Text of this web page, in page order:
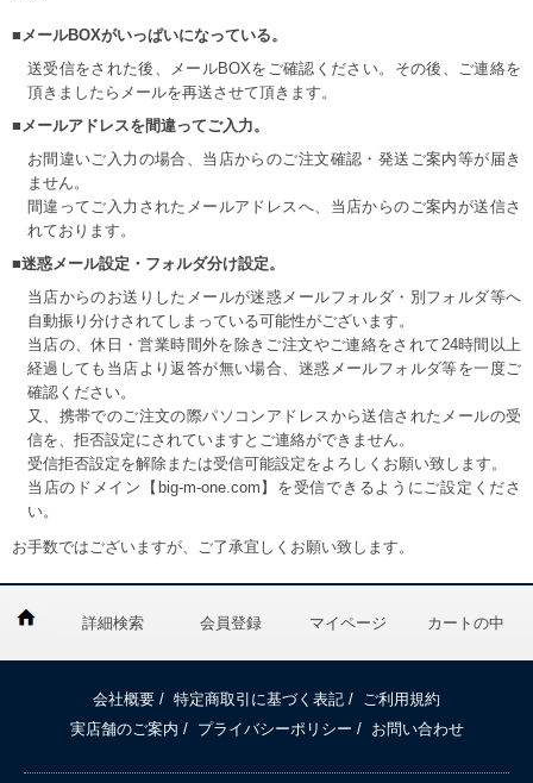
■メールBOXがいっぱいになっている。
送受信をされた後、メールBOXをご確認ください。その後、ご連絡を
頂きましたらメールを再送させて頂きます。
■メールアドレスを間違ってご入力。
お間違いご入力の場合、当店からのご注文確認・発送ご案内等が届き
ません。
間違ってご入力されたメールアドレスへ、当店からのご案内が送信さ
れております。
■迷惑メール設定・フォルダ分け設定。
当店からのお送りしたメールが迷惑メールフォルダ・別フォルダ等へ
自動振り分けされてしまっている可能性がございます。
当店の、休日・営業時間外を除きご注文やご連絡をされて24時間以上
経過しても当店より返答が無い場合、迷惑メールフォルダ等を一度ご
確認ください。
又、携帯でのご注文の際パソコンアドレスから送信されたメールの受
信を、拒否設定にされていますとご連絡ができません。
受信拒否設定を解除または受信可能設定をよろしくお願い致します。
当店のドメイン【big-m-one.com】を受信できるようにご設定くださ
い。
お手数ではございますが、ご了承宜しくお願い致します。
詳細検索 会員登録 マイページ カートの中
会社概要 / 特定商取引に基づく表記 /
ご利用規約
実店舗のご案内 / プライバシーポリシー / お問い合わせ